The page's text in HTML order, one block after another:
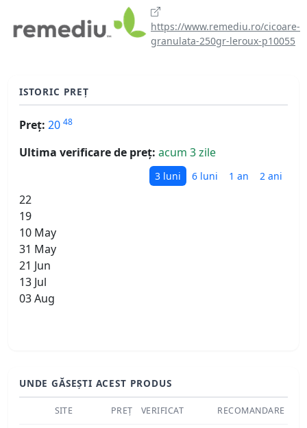
https://www.remediu.ro/cicoare-
granulata-250gr-leroux-p10055
ISTORIC PREȚ
Preț: 20 48
Ultima verificare de preț: acum 3 zile
3 luni 6 luni 1 an 2 ani
22
19
10 May
31 May
21 Jun
13 Jul
03 Aug
UNDE GĂSEȘTI ACEST PRODUS
SITE PREȚ VERIFICAT RECOMANDARE